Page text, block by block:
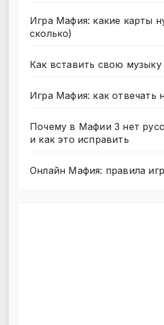
Игра Мафия: какие карты
сколько)
Как вставить свою
Игра Мафия: как отвечать
Почему в Мафии 3 нет
и как это исправить
Онлайн Мафия: правила